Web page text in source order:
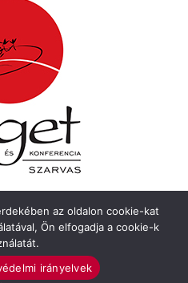
Impresszum
az oldalon cookie-kat
Ön elfogadja a cookie-k
irányelvek